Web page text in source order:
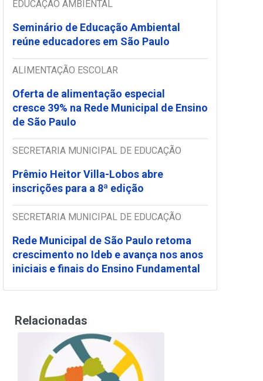
EDUCAÇÃO AMBIENTAL
Seminário de Educação Ambiental
reúne educadores em São Paulo
ALIMENTAÇÃO ESCOLAR
Oferta de alimentação especial
cresce 39% na Rede Municipal de Ensino
de São Paulo
SECRETARIA MUNICIPAL DE EDUCAÇÃO
Prêmio Heitor Villa-Lobos abre
inscrições para a 8ª edição
SECRETARIA MUNICIPAL DE EDUCAÇÃO
Rede Municipal de São Paulo retoma
crescimento no Ideb e avança nos anos
iniciais e finais do Ensino Fundamental
Relacionadas